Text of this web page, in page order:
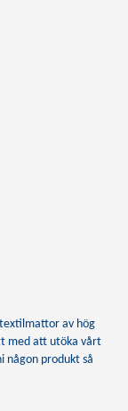
av hög
med att utöka vårt
någon produkt så